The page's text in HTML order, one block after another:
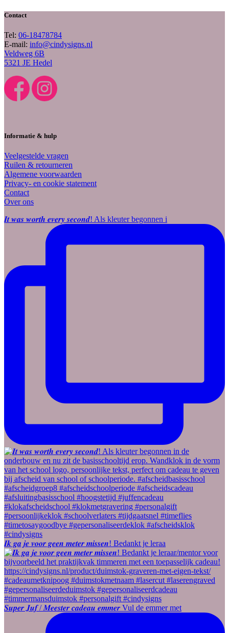
Contact
Tel: 06-18478784
E-mail: info@cindysigns.nl
Veldweg 6B
5321 JE Hedel
Informatie & hulp
Veelgestelde vragen
Ruilen & retourneren
Algemene voorwaarden
Privacy- en cookie statement
Contact
Over ons
𝑰𝒕 𝒘𝒂𝒔 𝒘𝒐𝒓𝒕𝒉 𝒆𝒗𝒆𝒓𝒚 𝒔𝒆𝒄𝒐𝒏𝒅! Als kleuter begonnen i
𝑰𝒌 𝒈𝒂 𝒋𝒆 𝒗𝒐𝒐𝒓 𝒈𝒆𝒆𝒏 𝒎𝒆𝒕𝒆𝒓 𝒎𝒊𝒔𝒔𝒆𝒏! Bedankt je leraa
𝑺𝒖𝒑𝒆𝒓 𝑱𝒖𝒇 / 𝑴𝒆𝒆𝒔𝒕𝒆𝒓 𝒄𝒂𝒅𝒆𝒂𝒖 𝒆𝒎𝒎𝒆𝒓 Vul de emmer met